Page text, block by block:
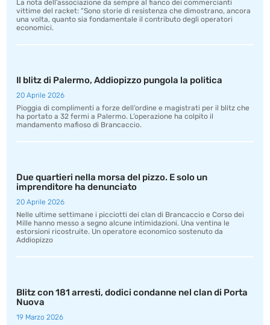
La nota dell’associazione da sempre al fianco dei commercianti
vittime del racket: “Sono storie di resistenza che dimostrano, ancora
una volta, quanto sia fondamentale il contributo degli operatori
economici.
Il blitz di Palermo, Addiopizzo pungola la politica
20 Aprile 2026
Pioggia di complimenti a forze dell’ordine e magistrati per il blitz che
ha portato a 32 fermi a Palermo. L’operazione ha colpito il
mandamento mafioso di Brancaccio.
Due quartieri nella morsa del pizzo. E solo un
imprenditore ha denunciato
20 Aprile 2026
Nelle ultime settimane i picciotti dei clan di Brancaccio e Corso dei
Mille hanno messo a segno alcune intimidazioni. Una ventina le
estorsioni ricostruite. Un operatore economico sostenuto da
Addiopizzo
Blitz con 181 arresti, dodici condanne nel clan di Porta
Nuova
19 Marzo 2026